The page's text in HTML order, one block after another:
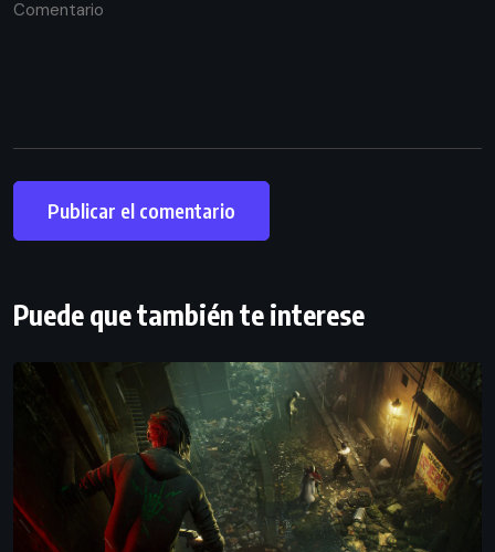
Puede que también te interese